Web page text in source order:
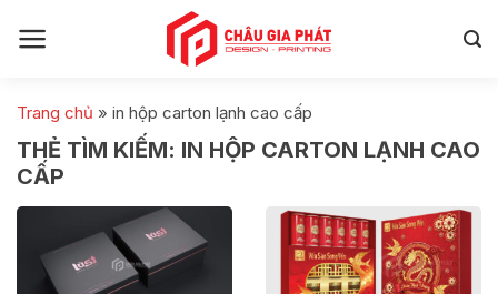
Trang chủ » in hộp carton lạnh cao cấp
THẺ TÌM KIẾM: IN HỘP CARTON LẠNH CAO
CẤP